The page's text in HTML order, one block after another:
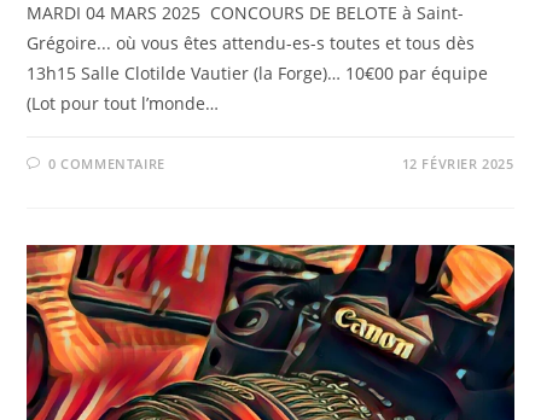
MARDI 04 MARS 2025 CONCOURS DE BELOTE à Saint-
Grégoire... où vous êtes attendu-es-s toutes et tous dès
13h15 Salle Clotilde Vautier (la Forge)… 10€00 par équipe
(Lot pour tout l’monde…
0 COMMENTAIRE 12 FÉVRIER 2025